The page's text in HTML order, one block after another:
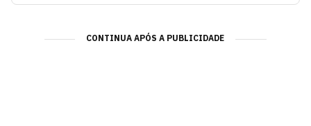
CONTINUA APÓS A PUBLICIDADE